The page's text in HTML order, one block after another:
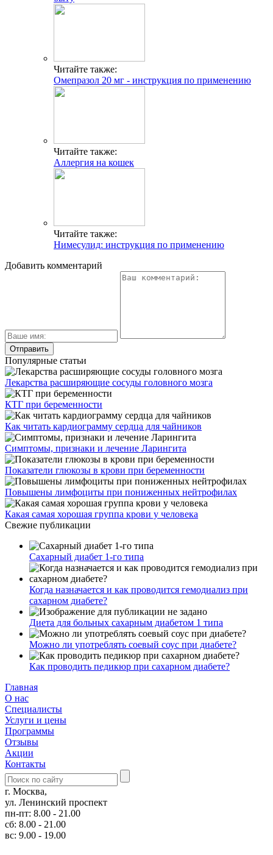
Читайте также:
Омепразол 20 мг - инструкция по применению
Читайте также:
Аллергия на кошек
Читайте также:
Нимесулид: инструкция по применению
Добавить комментарий
Популярные статьи
Лекарства расширяющие сосуды головного мозга
КТГ при беременности
Как читать кардиограмму сердца для чайников
Симптомы, признаки и лечение Ларингита
Показатели глюкозы в крови при беременности
Повышены лимфоциты при пониженных нейтрофилах
Какая самая хорошая группа крови у человека
Свежие публикации
Сахарный диабет 1-го типа
Когда назначается и как проводится гемодиализ при
сахарном диабете?
Диета для больных сахарным диабетом 1 типа
Можно ли употреблять соевый соус при диабете?
Как проводить педикюр при сахарном диабете?
Главная
О нас
Cпециалисты
Услуги и цены
Программы
Отзывы
Акции
Контакты
г. Москва,
ул. Ленинский проспект
пн-пт: 8.00 - 21.00
сб: 8.00 - 21.00
вс: 9.00 - 19.00